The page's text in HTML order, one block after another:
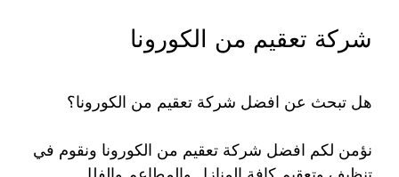
شركة تعقيم من الكورونا
هل تبحث عن افضل شركة تعقيم من الكورونا؟
نؤمن لكم افضل شركة تعقيم من الكورونا ونقوم في